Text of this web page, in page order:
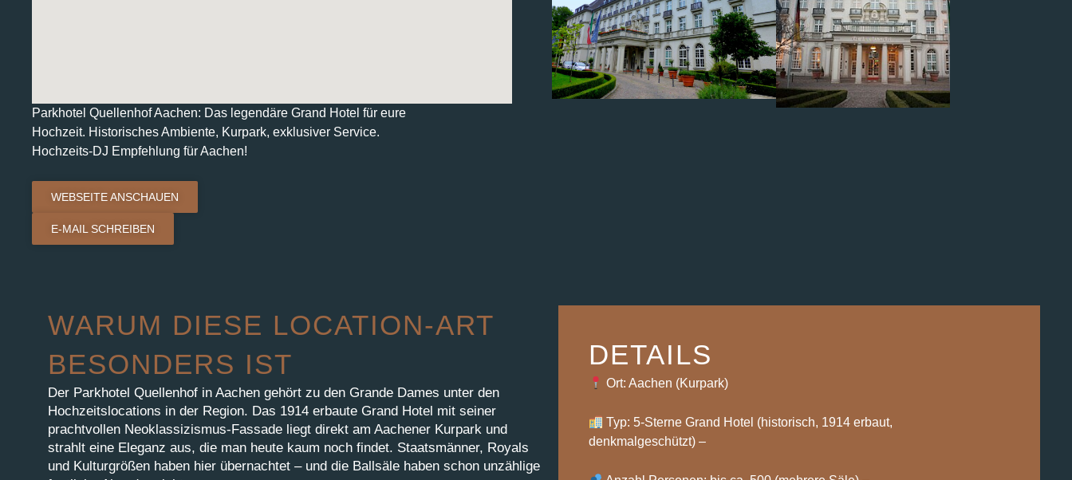
Parkhotel Quellenhof Aachen: Das legendäre Grand Hotel für eure
Hochzeit. Historisches Ambiente, Kurpark, exklusiver Service.
Hochzeits-DJ Empfehlung für Aachen!
WEBSEITE ANSCHAUEN
E-MAIL SCHREIBEN
WARUM DIESE LOCATION-ART
BESONDERS IST
Der Parkhotel Quellenhof in Aachen gehört zu den Grande Dames unter den
Hochzeitslocations in der Region. Das 1914 erbaute Grand Hotel mit seiner
prachtvollen Neoklassizismus-Fassade liegt direkt am Aachener Kurpark und
strahlt eine Eleganz aus, die man heute kaum noch findet. Staatsmänner, Royals
und Kulturgrößen haben hier übernachtet – und die Ballsäle haben schon unzählige
DETAILS
Ort: Aachen (Kurpark)
Typ: 5-Sterne Grand Hotel (historisch, 1914 erbaut,
denkmalgeschützt) –